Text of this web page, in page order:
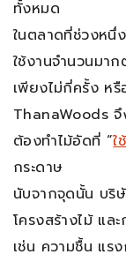
ทั้งหมด
ในตลาดที่ช่วงหนึ่
ใช้งานจำนวนมา
เพียงไม่กี่ครั้ง หรื
ThanaWoods
ต้องทำไม้อัดที่ “ใ
กระดาษ
นับจากจุดนั้น บริ
โครงสร้างไม้ แล
เช่น ความชื้น แร